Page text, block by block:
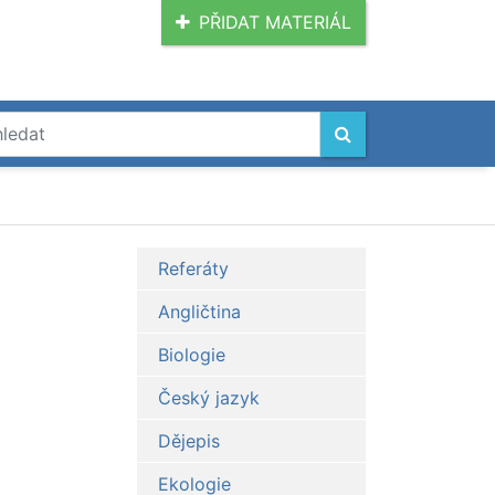
PŘIDAT MATERIÁL
Referáty
Angličtina
Biologie
Český jazyk
Dějepis
Ekologie